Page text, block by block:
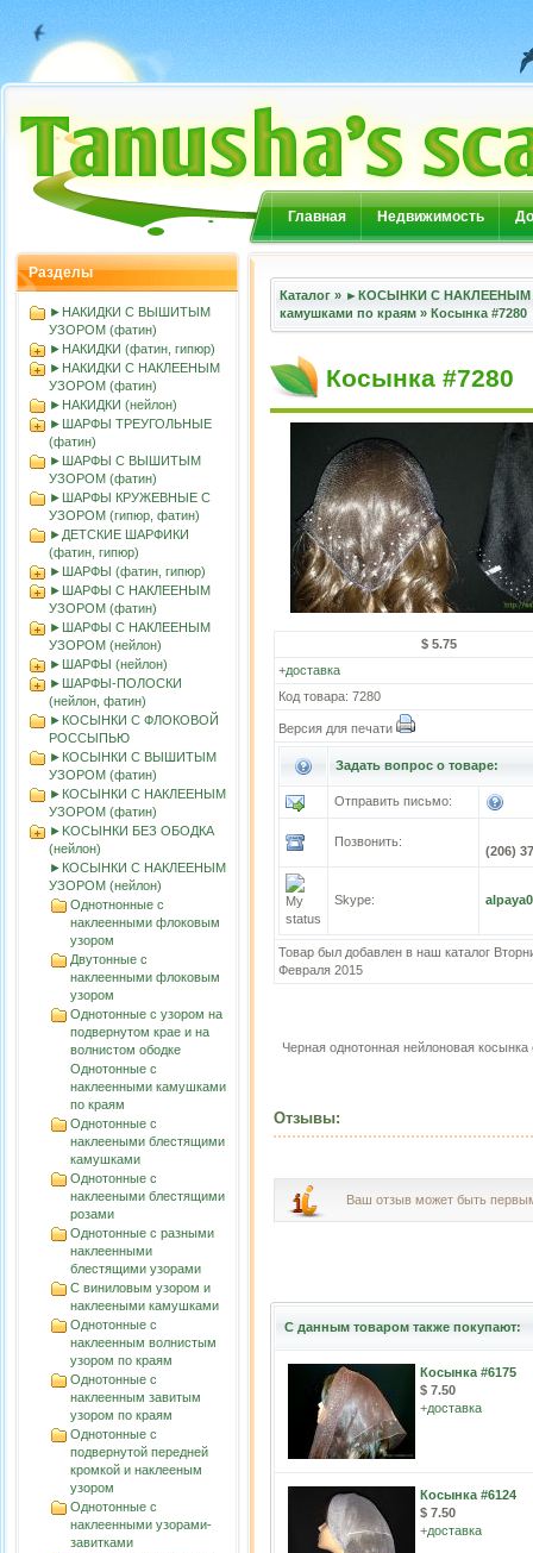
Главная Недвижимость
Разделы
►НАКИДКИ С ВЫШИТЫМ
УЗОРОМ (фатин)
►НАКИДКИ (фатин, гипюр)
►НАКИДКИ С НАКЛЕЕНЫМ
УЗОРОМ (фатин)
►НАКИДКИ (нейлон)
►ШАРФЫ ТРЕУГОЛЬНЫЕ
(фатин)
►ШАРФЫ С ВЫШИТЫМ
УЗОРОМ (фатин)
►ШАРФЫ КРУЖЕВНЫЕ С
УЗОРОМ (гипюр, фатин)
►ДЕТСКИЕ ШАРФИКИ
(фатин, гипюр)
►ШАРФЫ (фатин, гипюр)
►ШАРФЫ С НАКЛЕЕНЫМ
УЗОРОМ (фатин)
►ШАРФЫ С НАКЛЕЕНЫМ
УЗОРОМ (нейлон)
►ШАРФЫ (нейлон)
►ШАРФЫ-ПОЛОСКИ
(нейлон, фатин)
►КОСЫНКИ С ФЛОКОВОЙ
РОССЫПЬЮ
►КОСЫНКИ С ВЫШИТЫМ
УЗОРОМ (фатин)
►КОСЫНКИ С НАКЛЕЕНЫМ
УЗОРОМ (фатин)
►KOСЫНКИ БЕЗ ОБОДКА
(нейлон)
►КОСЫНКИ С НАКЛЕЕНЫМ
УЗОРОМ (нейлон)
Однотнонные с
наклеенными флоковым
узором
Двутонные с
наклеенными флоковым
узором
Однотонные с узором на
подвернутом крае и на
волнистом ободке
Однотонные с
наклеенными камушками
по краям
Однотонные с
наклееными блестящими
камушками
Однотонные с
наклееными блестящими
розами
Однотонные с разными
наклеенными
блестящими узорами
С виниловым узором и
наклееными камушками
Однотонные с
наклеенным волнистым
узорoм по краям
Однотонные с
наклеенным завитым
узорoм по краям
Однотонные с
подвернутой передней
кромкой и наклееным
узором
Однотонные с
наклеенными узорами-
завитками
Каталог » ►КОСЫНКИ С НАКЛЕЕНЫМ
камушками по краям » Косынка #7280
Косынка #7280
$ 5.75
+доставка
Код товара: 7280
Версия для печати
Задать вопрос о товаре:
Отправить письмо:
Позвонить:
(206)
Skype:
Товар был добавлен в наш каталог
Февраля 2015
Черная однотонная нейлоновая
Отзывы:
Ваш отзыв может быть
С данным товаром также покупают:
Косынка #6175
$ 7.50
+доставка
Косынка #6124
$ 7.50
+доставка